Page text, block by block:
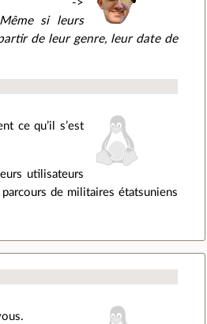
Même si leurs
de leur genre, leur date de
ce qu’il s’est
utilisateurs
de militaires étatsuniens